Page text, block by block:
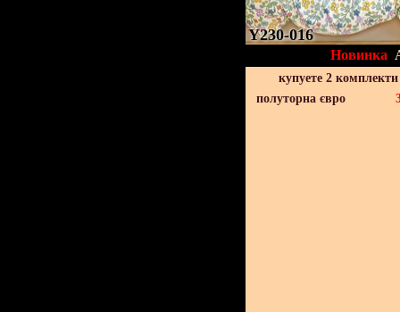
Y230-016
Новинка
купуете 2
полуторна євро